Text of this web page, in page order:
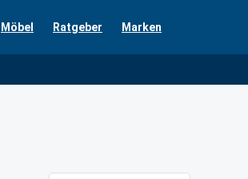
Möbel Ratgeber Marken